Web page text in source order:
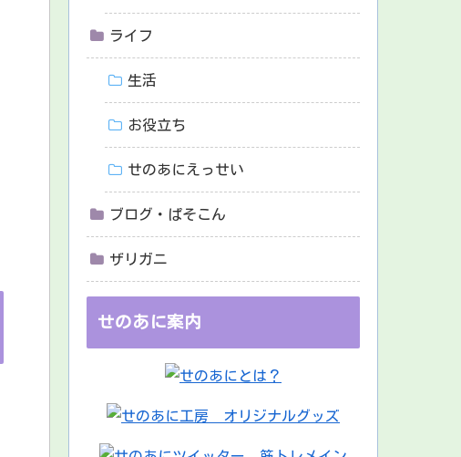
ライフ
生活
お役立ち
せのあにえっせい
ブログ・ぱそこん
ザリガニ
せのあに案内